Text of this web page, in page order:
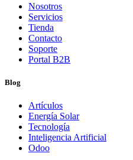
Nosotros
Servicios
Tienda
Contacto
Soporte
Portal B2B
Blog
Artículos
Energía Solar
Tecnología
Inteligencia Artificial
Odoo